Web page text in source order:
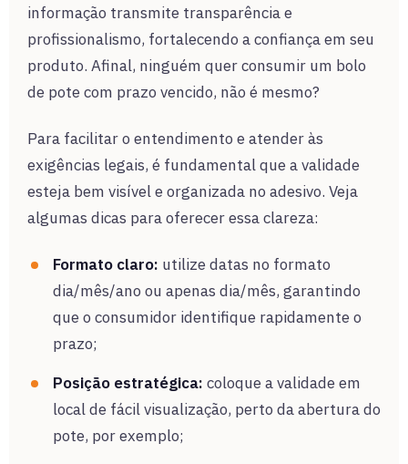
informação transmite transparência e
profissionalismo, fortalecendo a confiança em seu
produto. Afinal, ninguém quer consumir um bolo
de pote com prazo vencido, não é mesmo?
Para facilitar o entendimento e atender às
exigências legais, é fundamental que a validade
esteja bem visível e organizada no adesivo. Veja
algumas dicas para oferecer essa clareza:
Formato claro: utilize datas no formato
dia/mês/ano ou apenas dia/mês, garantindo
que o consumidor identifique rapidamente o
prazo;
Posição estratégica: coloque a validade em
local de fácil visualização, perto da abertura do
pote, por exemplo;